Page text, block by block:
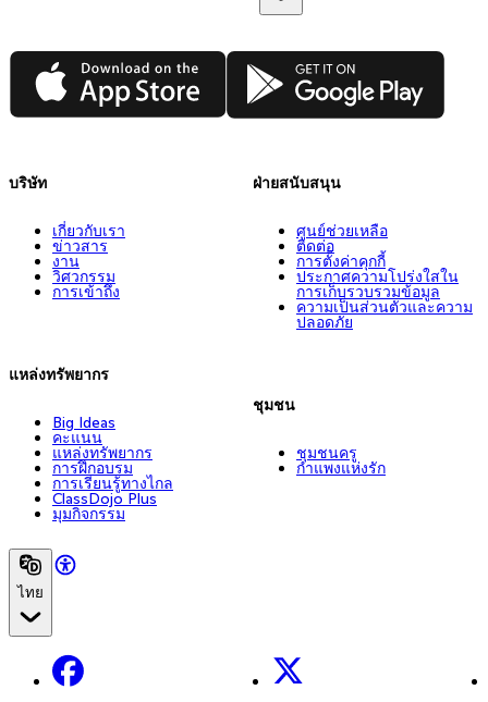
App Store Google Play
บริษัท
เกี่ยวกับเรา
ข่าวสาร
งาน
วิศวกรรม
การเข้าถึง
แหล่งทรัพยากร
Big Ideas
คะแนน
แหล่งทรัพยากร
การฝึกอบรม
การเรียนรู้ทางไกล
ClassDojo Plus
มุมกิจกรรม
ฝ่ายสนับสนุน
ศูนย์ช่วยเหลือ
ติดต่อ
การตั้งค่าคุกกี้
ประกาศความโปร่งใสใน
การเก็บรวบรวมข้อมูล
ความเป็นส่วนตัวและความ
ปลอดภัย
ชุมชน
ชุมชนครู
กำแพงแห่งรัก
ไทย
Facebook X